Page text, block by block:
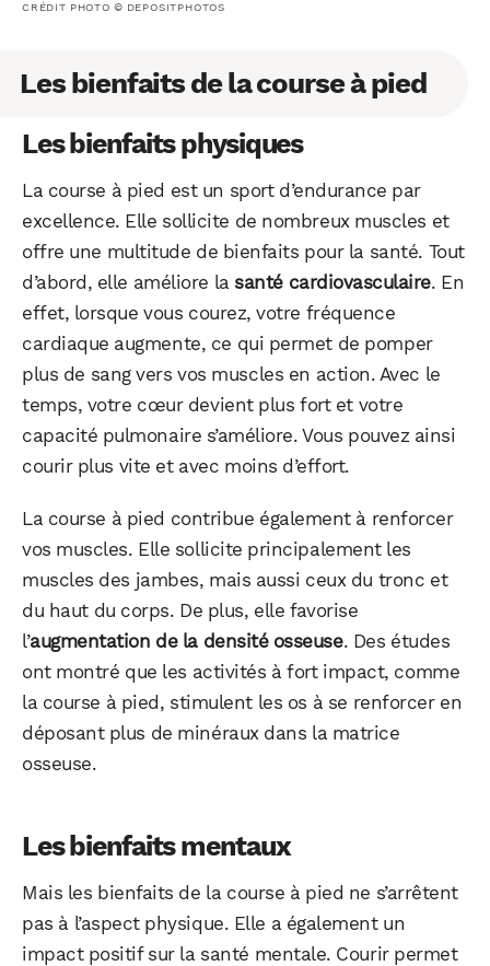
CRÉDIT PHOTO © DEPOSITPHOTOS
Les bienfaits de la course à pied
Les bienfaits physiques
La course à pied est un sport d’endurance par
excellence. Elle sollicite de nombreux muscles et
offre une multitude de bienfaits pour la santé. Tout
d’abord, elle améliore lasanté cardiovasculaire. En
effet, lorsque vous courez, votre fréquence
cardiaque augmente, ce qui permet de pomper
plus de sang vers vos muscles en action. Avec le
temps, votre cœur devient plus fort et votre
capacité pulmonaire s’améliore. Vous pouvez ainsi
courir plus vite et avec moins d’effort.
La course à pied contribue également à renforcer
vos muscles. Elle sollicite principalement les
muscles des jambes, mais aussi ceux du tronc et
du haut du corps. De plus, elle favorise
l’augmentation de la densité osseuse. Des études
ont montré que les activités à fort impact, comme
la course à pied, stimulent les os à se renforcer en
déposant plus de minéraux dans la matrice
osseuse.
Les bienfaits mentaux
Mais les bienfaits de la course à pied ne s’arrêtent
pas à l’aspect physique. Elle a également un
impact positif sur la santé mentale. Courir permet